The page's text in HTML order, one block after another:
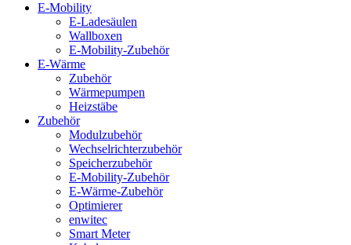
E-Mobility
E-Ladesäulen
Wallboxen
E-Mobility-Zubehör
E-Wärme
Zubehör
Wärmepumpen
Heizstäbe
Zubehör
Modulzubehör
Wechselrichterzubehör
Speicherzubehör
E-Mobility-Zubehör
E-Wärme-Zubehör
Optimierer
enwitec
Smart Meter